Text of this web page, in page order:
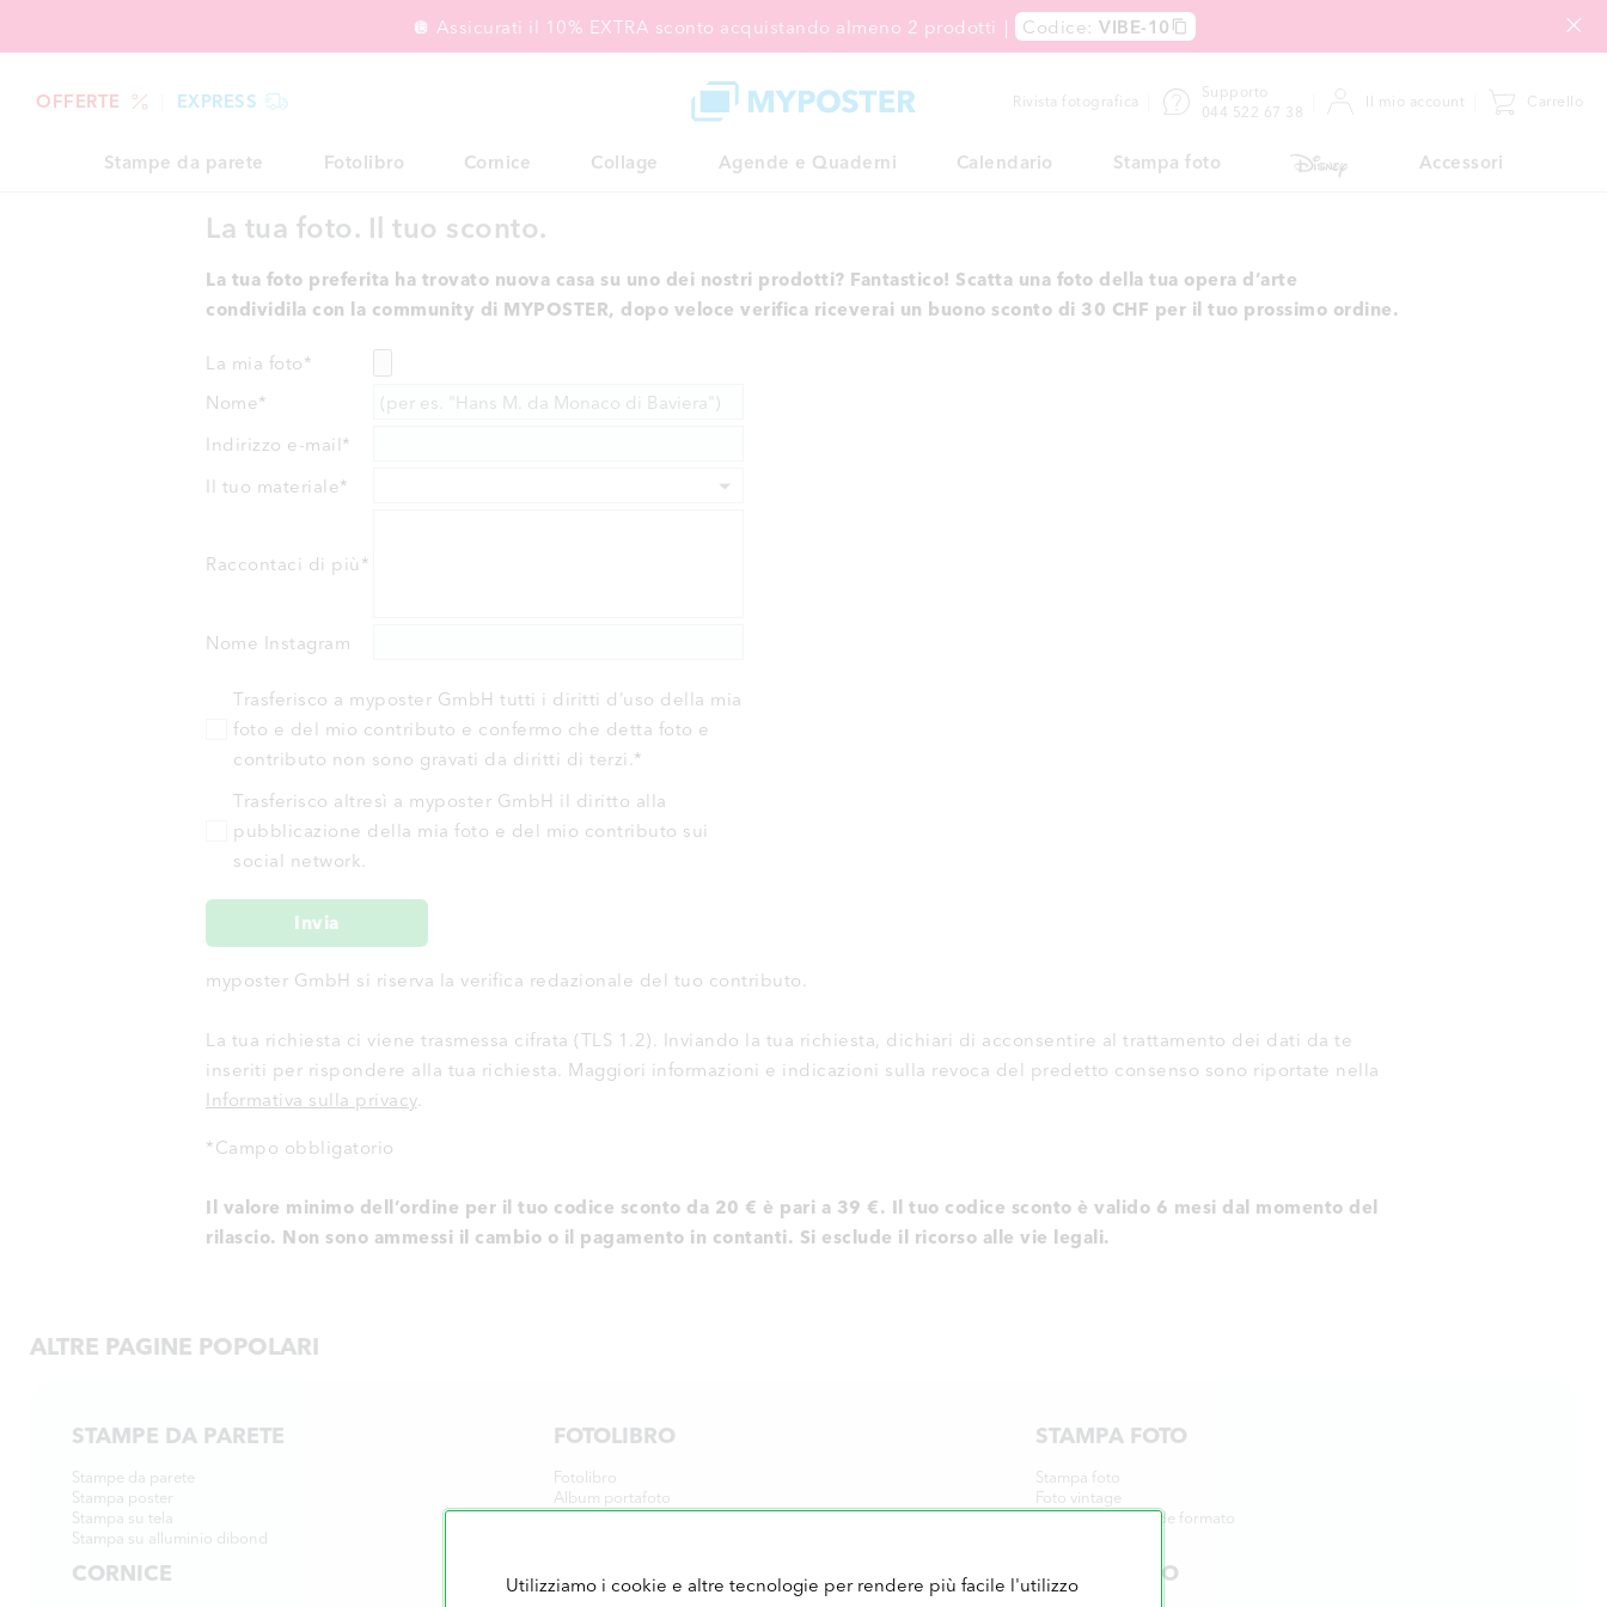
Utilizziamo i cookie e altre tecnologie per rendere più facile l'utilizzo
🪩 Assicurati il 10% EXTRA sconto acquistando almeno 2 prodotti | Codice: VIBE-10
OFFERTE EXPRESS Rivista fotografica
Supporto
044 522 67 38
Il mio account Carrello
Stampe da parete Fotolibro Cornice Collage Agende e Quaderni Calendario Stampa foto Accessori
La tua foto. Il tuo sconto.
La tua foto preferita ha trovato nuova casa su uno dei nostri prodotti? Fantastico! Scatta una foto della tua opera d’arte
condividila con la community di MYPOSTER, dopo veloce verifica riceverai un buono sconto di 30 CHF per il tuo prossimo ordine.
La mia foto*
Nome*
Indirizzo e-mail*
Il tuo materiale*
Raccontaci di più *
Nome Instagram
Trasferisco a myposter GmbH tutti i diritti d’uso della mia
foto e del mio contributo e confermo che detta foto e
contributo non sono gravati da diritti di terzi.*
Trasferisco altresì a myposter GmbH il diritto alla
pubblicazione della mia foto e del mio contributo sui
social network.
Invia
myposter GmbH si riserva la verifica redazionale del tuo contributo.
La tua richiesta ci viene trasmessa cifrata (TLS 1.2). Inviando la tua richiesta, dichiari di acconsentire al trattamento dei dati da te
inseriti per rispondere alla tua richiesta. Maggiori informazioni e indicazioni sulla revoca del predetto consenso sono riportate nella
Informativa sulla privacy.
*Campo obbligatorio
Il valore minimo dell’ordine per il tuo codice sconto da 20 € è pari a 39 €. Il tuo codice sconto è valido 6 mesi dal momento del
rilascio. Non sono ammessi il cambio o il pagamento in contanti. Si esclude il ricorso alle vie legali.
ALTRE PAGINE POPOLARI
STAMPE DA PARETE
Stampe da parete
Stampa poster
Stampa su tela
Stampa su alluminio dibond
FOTOLIBRO
Fotolibro
Album portafoto
Fotolibro battesimo
STAMPA FOTO
Stampa foto
Foto vintage
Stampa foto grande formato
CORNICE COLLAGE CALENDARIO